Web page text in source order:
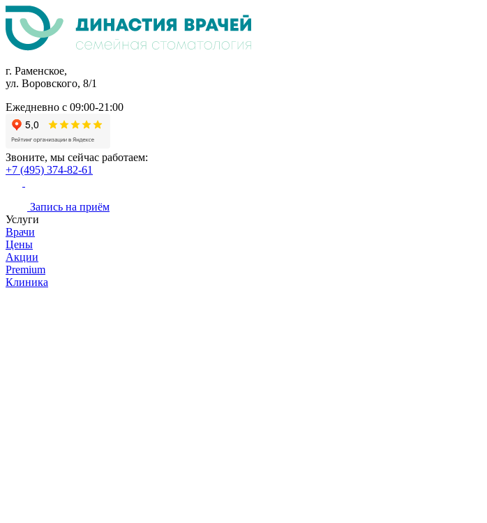
г. Раменское,
ул. Воровского, 8/1
Ежедневно с 09:00-21:00
Звоните, мы сейчас работаем:
+7 (495) 374-82-61
Запись на приём
Услуги
Врачи
Цены
Акции
Premium
Клиника